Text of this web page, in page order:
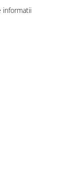
informatii